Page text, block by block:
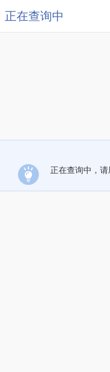
正在查询中
正在查询中，